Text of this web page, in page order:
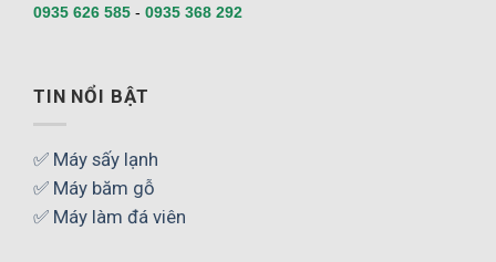
0935 626 585 - 0935 368 292
TIN NỔI BẬT
✅ Máy sấy lạnh
✅ Máy băm gỗ
✅ Máy làm đá viên